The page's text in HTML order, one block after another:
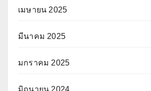
เมษายน 2025
มีนาคม 2025
มกราคม 2025
มิถุนายน 2024